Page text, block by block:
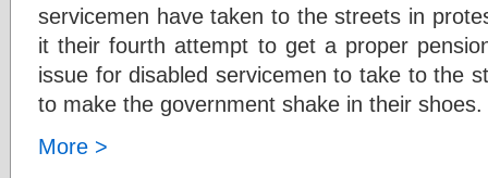
servicemen have taken to the streets in
it their fourth attempt to get a proper
issue for disabled servicemen to take to the
to make the government shake in their
More >